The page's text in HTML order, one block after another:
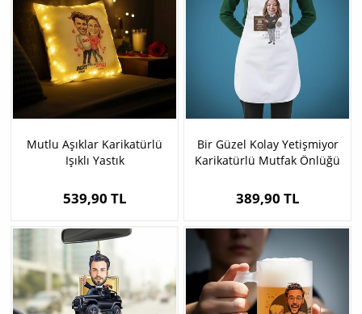
Mutlu Aşıklar Karikatürlü
Işıklı Yastık
539,90 TL
Bir Güzel Kolay Yetişmiyor
Karikatürlü Mutfak Önlüğü
389,90 TL